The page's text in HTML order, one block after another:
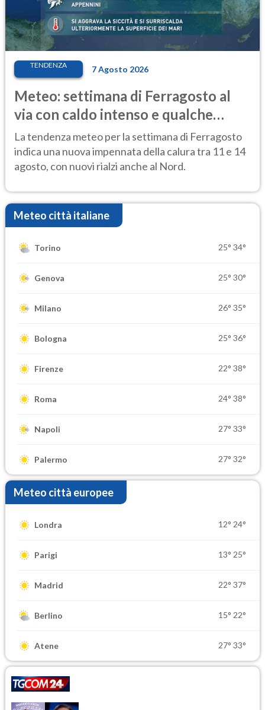
TENDENZA 7 Agosto 2026
Meteo: settimana di Ferragosto al
via con caldo intenso e qualche
temporale
La tendenza meteo per la settimana di Ferragosto
indica una nuova impennata della calura tra 11 e 14
agosto, con nuovi rialzi anche al Nord.
Meteo città italiane
Torino 25° 34°
Genova 25° 30°
Milano 26° 35°
Bologna 25° 36°
Firenze 22° 38°
Roma 24° 38°
Napoli 27° 33°
Palermo 27° 32°
Meteo città europee
Londra 12° 24°
Parigi 13° 25°
Madrid 22° 37°
Berlino 15° 22°
Atene 27° 33°